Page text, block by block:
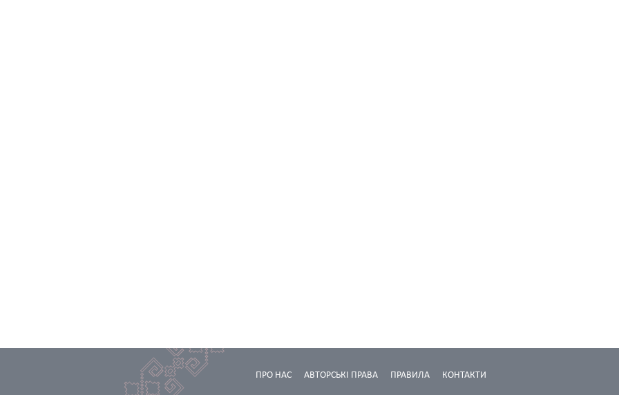
КОНТАКТИ
ПРАВИЛА
АВТОРСЬКІ ПРАВА
ПРО НАС